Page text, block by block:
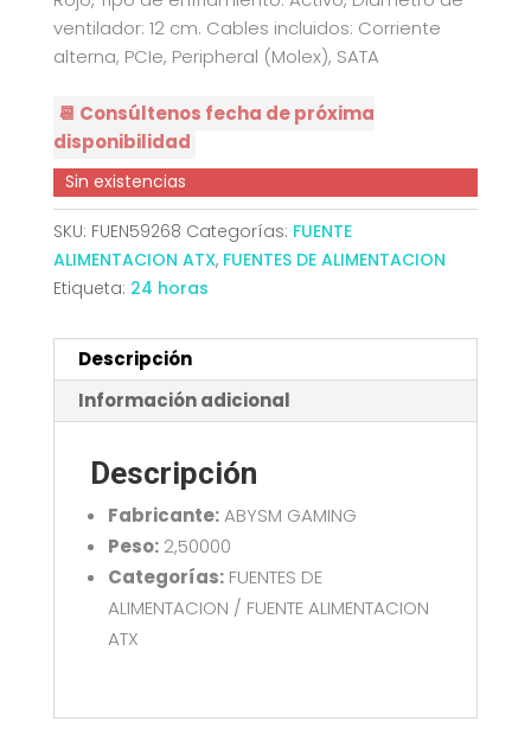
ventilador: 12 cm. Cables incluidos: Corriente
alterna, PCIe, Peripheral (Molex), SATA
📆 Consúltenos fecha de próxima
disponibilidad
Sin existencias
SKU: FUEN59268 Categorías: FUENTE
ALIMENTACION ATX, FUENTES DE ALIMENTACION
Etiqueta: 24 horas
Descripción
Información adicional
Descripción
Fabricante:ABYSM GAMING
Peso:2,50000
Categorías:FUENTES DE
ALIMENTACION / FUENTE ALIMENTACION
ATX